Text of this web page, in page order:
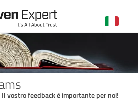
vostro feedback è importante per noi!